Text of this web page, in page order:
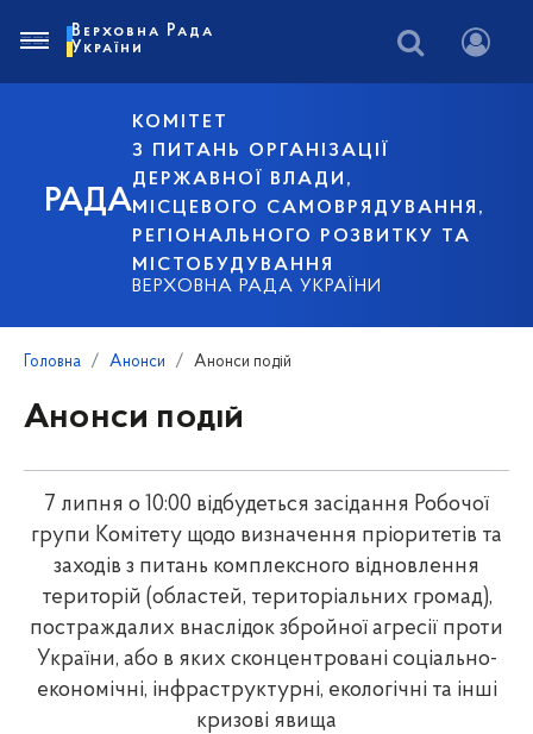
РАДА
КОМІТЕТ
З ПИТАНЬ ОРГАНІЗАЦІЇ
ДЕРЖАВНОЇ ВЛАДИ,
МІСЦЕВОГО САМОВРЯДУВАННЯ,
РЕГІОНАЛЬНОГО РОЗВИТКУ ТА
МІСТОБУДУВАННЯ
ВЕРХОВНА РАДА УКРАЇНИ
Верховна Рада
України
Головна Анонси Анонси подій
Анонси подій
7 липня о 10:00 відбудеться засідання Робочої
групи Комітету щодо визначення пріоритетів та
заходів з питань комплексного відновлення
територій (областей, територіальних громад),
постраждалих внаслідок збройної агресії проти
України, або в яких сконцентровані соціально-
економічні, інфраструктурні, екологічні та інші
кризові явища